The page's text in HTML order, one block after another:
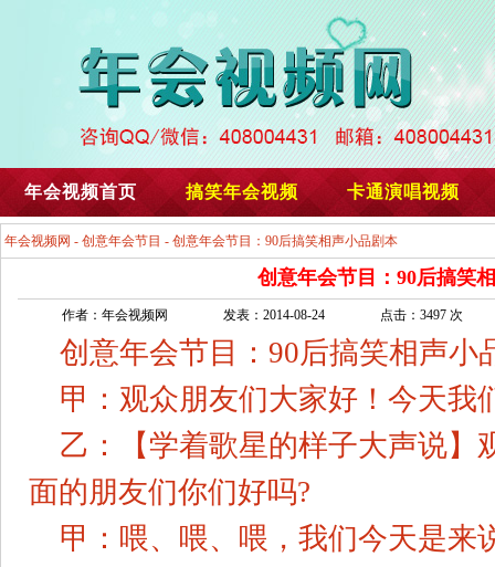
年会视频首页 搞笑年会视频 卡通演唱视频
年会视频网 - 创意年会节目 - 创意年会节目：90后搞笑相声小品剧本
创意年会节目：90后搞笑
作者：年会视频网 发表：2014-08-24 点击：3497 次
创意年会节目：90后搞笑相声小
甲：观众朋友们大家好！今天我
乙：【学着歌星的样子大声说】
面的朋友们你们好吗?
甲：喂、喂、喂，我们今天是来